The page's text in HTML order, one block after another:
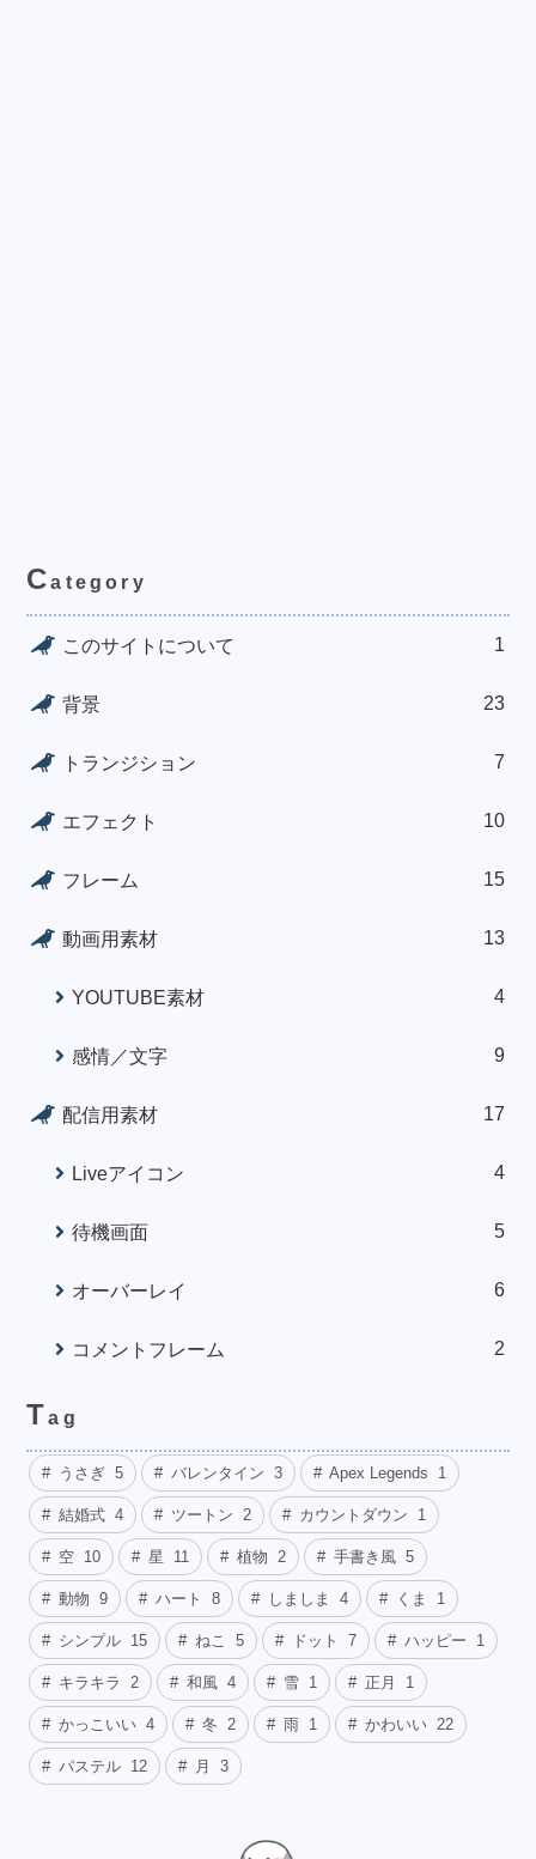
Category
このサイトについて 1
背景 23
トランジション 7
エフェクト 10
フレーム 15
動画用素材 13
YOUTUBE素材 4
感情／文字 9
配信用素材 17
Liveアイコン 4
待機画面 5
オーバーレイ 6
コメントフレーム 2
Tag
うさぎ 5 バレンタイン 3 Apex Legends 1
結婚式 4 ツートン 2 カウントダウン 1
空 10 星 11 植物 2 手書き風 5
動物 9 ハート 8 しましま 4 くま 1
シンプル 15 ねこ 5 ドット 7 ハッピー 1
キラキラ 2 和風 4 雪 1 正月 1
かっこいい 4 冬 2 雨 1 かわいい 22
パステル 12 月 3